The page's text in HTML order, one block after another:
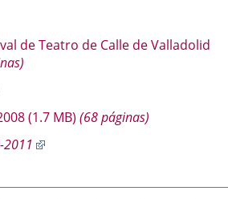
de Teatro de Calle de Valladolid
(1.7 MB) (68 páginas)